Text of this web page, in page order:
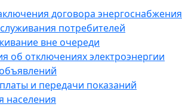
договора энергоснабжения
потребителей
вне очереди
об отключениях электроэнергии
и передачи показаний
населения